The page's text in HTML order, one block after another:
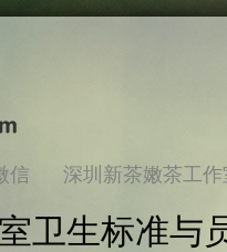
信 深圳新茶嫩茶工
卫生标准与